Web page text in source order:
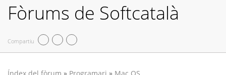
Fòrums de Softcatalà
Compartiu